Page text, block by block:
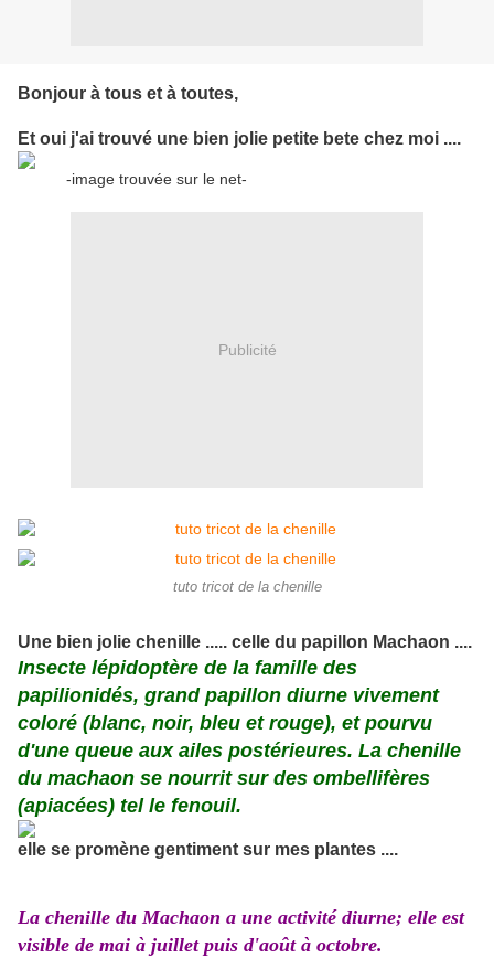
Bonjour à tous et à toutes,
Et oui j'ai trouvé une bien jolie petite bete chez moi ....
-image trouvée sur le net-
Publicité
tuto tricot de la chenille
Une bien jolie chenille ..... celle du papillon Machaon ....
Insecte lépidoptère de la famille des
papilionidés, grand papillon diurne vivement
coloré (blanc, noir, bleu et rouge), et pourvu
d'une queue aux ailes postérieures. La chenille
du machaon se nourrit sur des ombellifères
(apiacées) tel le fenouil.
elle se promène gentiment sur mes plantes ....
La chenille du Machaon a une activité diurne; elle est
visible de mai à juillet puis d'août à octobre.